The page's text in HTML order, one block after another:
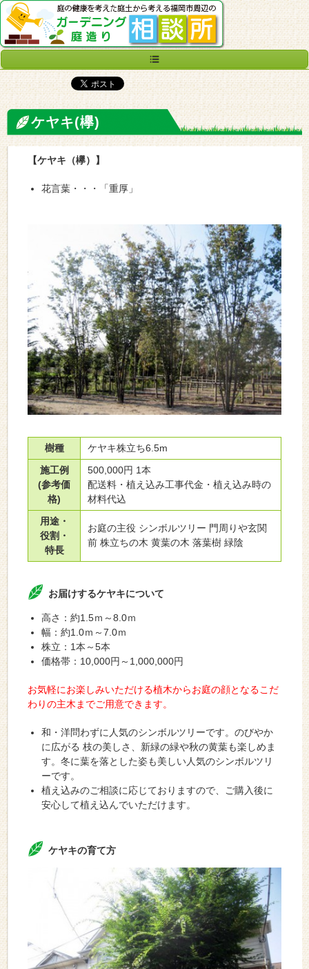
ケヤキ(欅)
【ケヤキ（欅）】
花言葉・・・「重厚」
樹種
ケヤキ株立ち6.5m
施工例
(参考価
格)
500,000円 1本
配送料・植え込み工事代金・植え込み時の
材料代込
用途・
役割・
特長
お庭の主役 シンボルツリー 門周りや玄関
前 株立ちの木 黄葉の木 落葉樹 緑陰
お届けするケヤキについて
高さ：約1.5ｍ～8.0ｍ
幅：約1.0ｍ～7.0ｍ
株立：1本～5本
価格帯：10,000円～1,000,000円
お気軽にお楽しみいただける植木からお庭の顔となるこだ
わりの主木までご用意できます。
和・洋問わずに人気のシンボルツリーです。のびやか
に広がる 枝の美しさ、新緑の緑や秋の黄葉も楽しめま
す。冬に葉を落とした姿も美しい人気のシンボルツリ
ーです。
植え込みのご相談に応じておりますので、ご購入後に
安心して植え込んでいただけます。
ケヤキの育て方